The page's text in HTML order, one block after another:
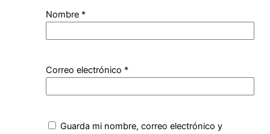
Nombre *
Correo electrónico *
Guarda mi nombre, correo electrónico y